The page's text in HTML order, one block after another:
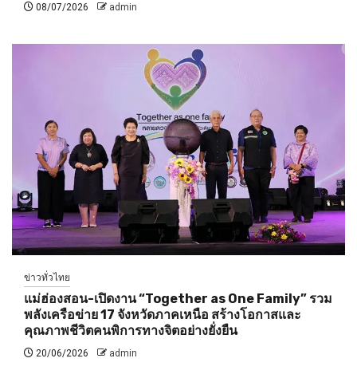
08/07/2026 admin
ข่าวทั่วไทย
แม่ฮ่องสอน-เปิดงาน “Together as One Family” รวม
พลังเครือข่าย 17 จังหวัดภาคเหนือ สร้างโอกาสและ
คุณภาพชีวิตคนพิการทางจิตอย่างยั่งยืน
20/06/2026 admin